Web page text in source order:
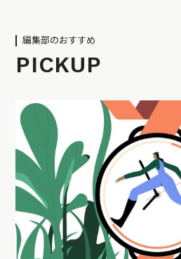
編集部のおすすめ
PICKUP